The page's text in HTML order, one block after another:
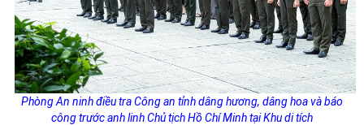
Phòng An ninh điều tra Công an tỉnh dâng hương, dâng hoa và báo
công trước anh linh Chủ tịch Hồ Chí Minh tại Khu di tích